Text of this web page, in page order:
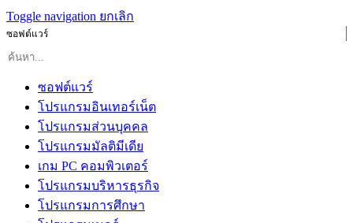
Toggle navigation ยกเลิก
ซอฟต์แวร์
ซอฟต์แวร์
โปรแกรมอินเทอร์เน็ต
โปรแกรมส่วนบุคคล
โปรแกรมมัลติมีเดีย
เกม PC คอมพิวเตอร์
โปรแกรมบริหารธุรกิจ
โปรแกรมการศึกษา